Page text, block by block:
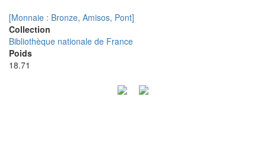
[Monnaie : Bronze, Amisos, Pont]
Collection
Bibliothèque nationale de France
Poids
18.71